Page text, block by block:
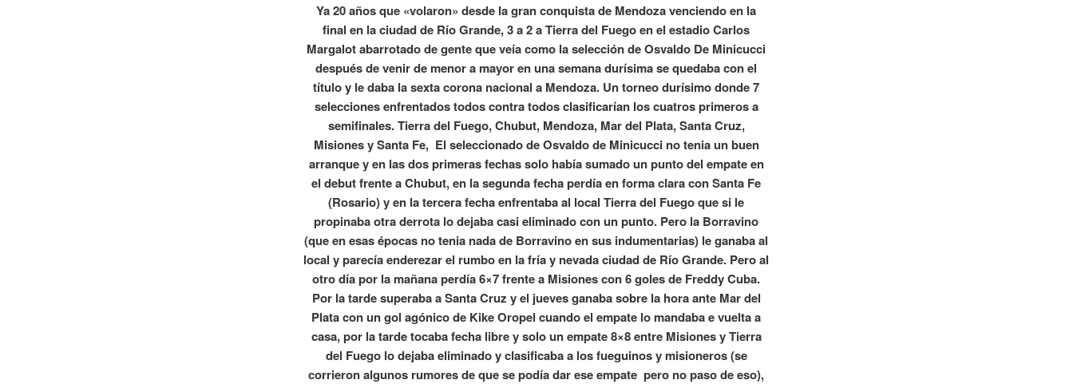
Ya 20 años que «volaron» desde la gran conquista de Mendoza venciendo en la
final en la ciudad de Río Grande, 3 a 2 a Tierra del Fuego en el estadio Carlos
Margalot abarrotado de gente que veía como la selección de Osvaldo De Minicucci
después de venir de menor a mayor en una semana durísima se quedaba con el
título y le daba la sexta corona nacional a Mendoza. Un torneo durísimo donde 7
selecciones enfrentados todos contra todos clasificarían los cuatros primeros a
semifinales. Tierra del Fuego, Chubut, Mendoza, Mar del Plata, Santa Cruz,
Misiones y Santa Fe, El seleccionado de Osvaldo de Minicucci no tenia un buen
arranque y en las dos primeras fechas solo había sumado un punto del empate en
el debut frente a Chubut, en la segunda fecha perdía en forma clara con Santa Fe
(Rosario) y en la tercera fecha enfrentaba al local Tierra del Fuego que si le
propinaba otra derrota lo dejaba casi eliminado con un punto. Pero la Borravino
(que en esas épocas no tenia nada de Borravino en sus indumentarias) le ganaba al
local y parecía enderezar el rumbo en la fría y nevada ciudad de Río Grande. Pero al
otro día por la mañana perdía 6×7 frente a Misiones con 6 goles de Freddy Cuba.
Por la tarde superaba a Santa Cruz y el jueves ganaba sobre la hora ante Mar del
Plata con un gol agónico de Kike Oropel cuando el empate lo mandaba e vuelta a
casa, por la tarde tocaba fecha libre y solo un empate 8×8 entre Misiones y Tierra
del Fuego lo dejaba eliminado y clasificaba a los fueguinos y misioneros (se
corrieron algunos rumores de que se podía dar ese empate pero no paso de eso),